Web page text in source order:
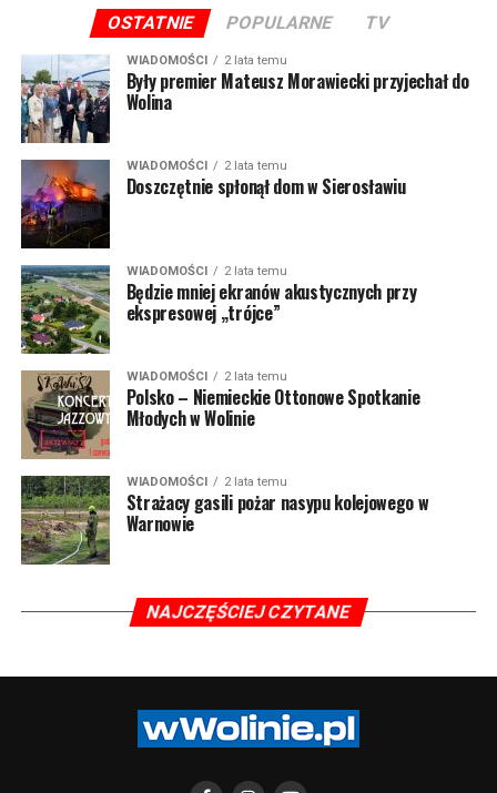
OSTATNIE POPULARNE TV
WIADOMOŚCI 2 lata temu
Były premier Mateusz Morawiecki przyjechał do
Wolina
WIADOMOŚCI 2 lata temu
Doszczętnie spłonął dom w Sierosławiu
WIADOMOŚCI 2 lata temu
Będzie mniej ekranów akustycznych przy
ekspresowej „trójce”
WIADOMOŚCI 2 lata temu
Polsko – Niemieckie Ottonowe Spotkanie
Młodych w Wolinie
WIADOMOŚCI 2 lata temu
Strażacy gasili pożar nasypu kolejowego w
Warnowie
NAJCZĘŚCIEJ CZYTANE